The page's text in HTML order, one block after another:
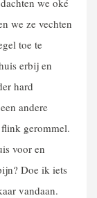
we ze vechten
toe te
erbij en
hard
andere
gerommel.
voor en
Doe ik iets
vandaan.